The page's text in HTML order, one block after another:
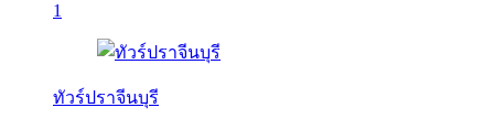
1
ทัวร์ปราจีนบุรี